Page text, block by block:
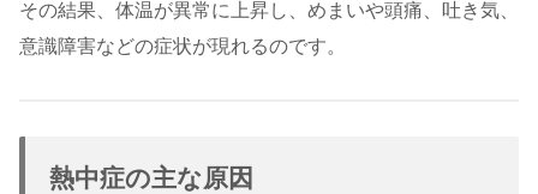
その結果、体温が異常に上昇し、めまいや頭痛、吐き気、
意識障害などの症状が現れるのです。
熱中症の主な原因